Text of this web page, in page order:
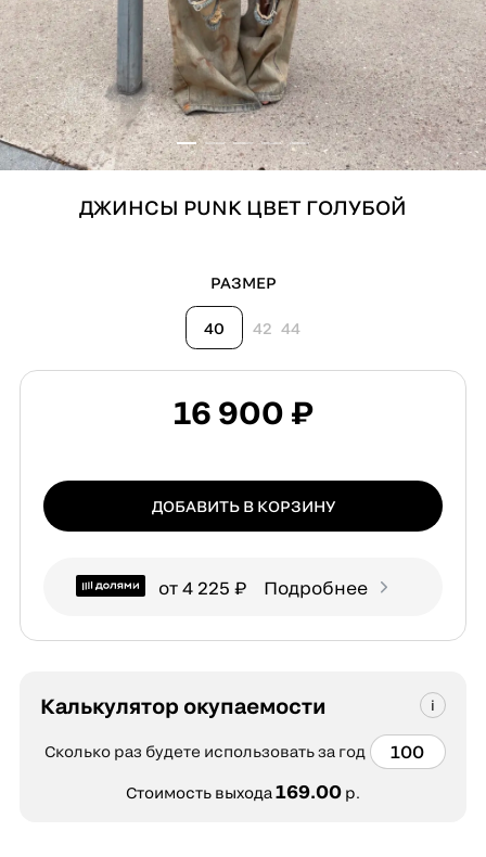
ДЖИНСЫ PUNK ЦВЕТ ГОЛУБОЙ
РАЗМЕР
40 42 44
16 900 ₽
ДОБАВИТЬ В КОРЗИНУ
от 4 225 ₽ Подробнее
Калькулятор окупаемости
Сколько раз будете использовать за год
Стоимость выхода 169.00 р.